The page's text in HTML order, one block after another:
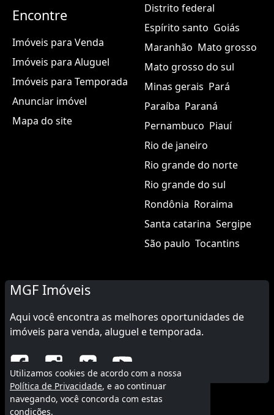
Encontre
Imóveis para Venda
Imóveis para Aluguel
Imóveis para Temporada
Anunciar imóvel
Mapa do site
Distrito federal
Espírito santo Goiás
Maranhão Mato grosso
Mato grosso do sul
Minas gerais Pará
Paraíba Paraná
Pernambuco Piauí
Rio de janeiro
Rio grande do norte
Rio grande do sul
Rondônia Roraima
Santa catarina Sergipe
São paulo Tocantins
MGF Imóveis
Aqui você encontra as melhores oportunidades de
imóveis para venda, aluguel e temporada.
© 2015 - 2026 MGF Imóveis.
Utilizamos cookies de acordo com a nossa
Política de Privacidade, e ao continuar
navegando, você concorda com estas
condições.